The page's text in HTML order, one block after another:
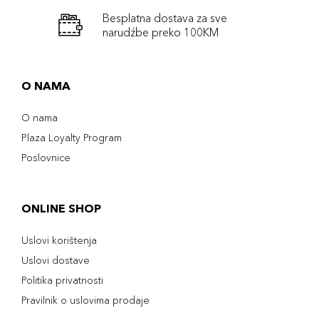
Besplatna dostava za sve
narudźbe preko 100KM
O NAMA
O nama
Plaza Loyalty Program
Poslovnice
ONLINE SHOP
Uslovi korištenja
Uslovi dostave
Politika privatnosti
Pravilnik o uslovima prodaje